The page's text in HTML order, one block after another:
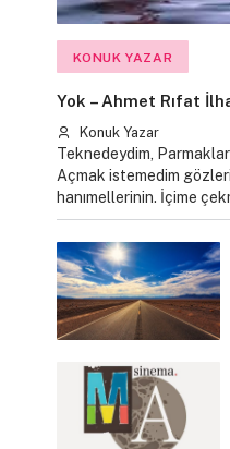
KONUK YAZAR
Yok – Ahmet Rıfat
Konuk Yazar
Teknedeydim,
Açmak istemedim
hanımellerinin. İçime